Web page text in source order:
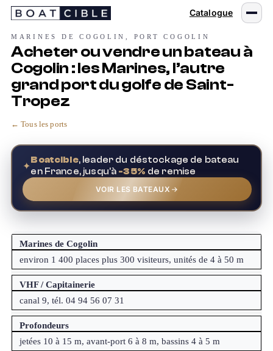
Passer
Catalogue
MARINES DE COGOLIN, PORT COGOLIN
Acheter ou vendre un bateau à
Cogolin : les Marines, l’autre
grand port du golfe de Saint-
Tropez
← Tous les ports
✦
Boatcible, leader du déstockage de bateau
en France, jusqu'à -35% de remise
VOIR LES BATEAUX
Marines de Cogolin
environ 1 400 places plus 300 visiteurs, unités de 4 à 50 m
VHF / Capitainerie
canal 9, tél. 04 94 56 07 31
Profondeurs
jetées 10 à 15 m, avant-port 6 à 8 m, bassins 4 à 5 m